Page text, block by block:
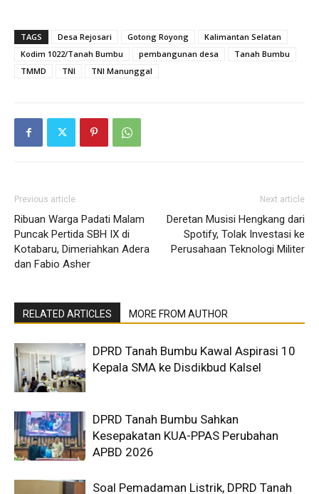
TAGS Desa Rejosari Gotong Royong
Kalimantan Selatan
Kodim 1022/Tanah Bumbu
pembangunan desa
Tanah Bumbu
TMMD
TNI TNI Manunggal
Previous article
Ribuan Warga Padati Malam
Puncak Pertida SBH IX di
Kotabaru, Dimeriahkan Adera
dan Fabio Asher
Next article
Deretan Musisi Hengkang dari
Spotify, Tolak Investasi ke
Perusahaan Teknologi Militer
RELATED ARTICLES MORE FROM AUTHOR
DPRD Tanah Bumbu Kawal Aspirasi 10
Kepala SMA ke Disdikbud Kalsel
DPRD Tanah Bumbu Sahkan
Kesepakatan KUA-PPAS Perubahan
APBD 2026
Soal Pemadaman Listrik, DPRD Tanah